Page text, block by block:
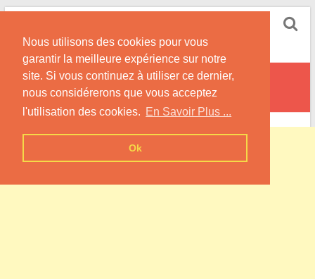
Nous utilisons des cookies pour vous
garantir la meilleure expérience sur notre
site. Si vous continuez à utiliser ce dernier,
nous considérerons que vous acceptez
l'utilisation des cookies. En Savoir Plus ...
Ok
Skip
content
Informations sur les Pompes à Chaleur
Saint-Jean-devant-Possesse